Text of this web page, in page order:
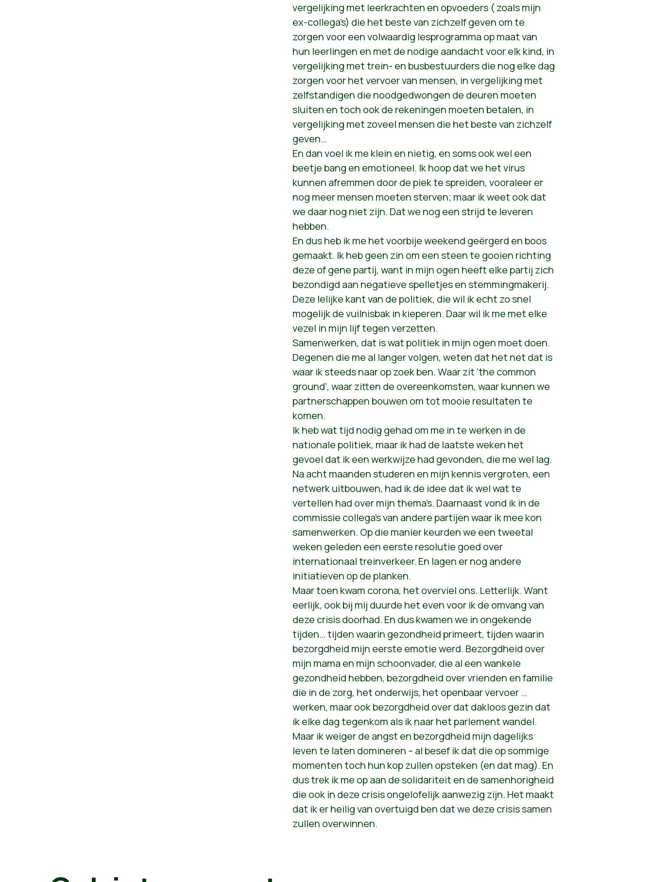
vergelijking met leerkrachten en opvoeders ( zoals mijn
ex-collega’s) die het beste van zichzelf geven om te
zorgen voor een volwaardig lesprogramma op maat van
hun leerlingen en met de nodige aandacht voor elk kind, in
vergelijking met trein- en busbestuurders die nog elke dag
zorgen voor het vervoer van mensen, in vergelijking met
zelfstandigen die noodgedwongen de deuren moeten
sluiten en toch ook de rekeningen moeten betalen, in
vergelijking met zoveel mensen die het beste van zichzelf
geven…
En dan voel ik me klein en nietig, en soms ook wel een
beetje bang en emotioneel. Ik hoop dat we het virus
kunnen afremmen door de piek te spreiden, vooraleer er
nog meer mensen moeten sterven; maar ik weet ook dat
we daar nog niet zijn. Dat we nog een strijd te leveren
hebben.
En dus heb ik me het voorbije weekend geërgerd en boos
gemaakt. Ik heb geen zin om een steen te gooien richting
deze of gene partij, want in mijn ogen heeft elke partij zich
bezondigd aan negatieve spelletjes en stemmingmakerij.
Deze lelijke kant van de politiek, die wil ik echt zo snel
mogelijk de vuilnisbak in kieperen. Daar wil ik me met elke
vezel in mijn lijf tegen verzetten.
Samenwerken, dat is wat politiek in mijn ogen moet doen.
Degenen die me al langer volgen, weten dat het net dat is
waar ik steeds naar op zoek ben. Waar zit ‘the common
ground’, waar zitten de overeenkomsten, waar kunnen we
partnerschappen bouwen om tot mooie resultaten te
komen.
Ik heb wat tijd nodig gehad om me in te werken in de
nationale politiek, maar ik had de laatste weken het
gevoel dat ik een werkwijze had gevonden, die me wel lag.
Na acht maanden studeren en mijn kennis vergroten, een
netwerk uitbouwen, had ik de idee dat ik wel wat te
vertellen had over mijn thema’s. Daarnaast vond ik in de
commissie collega’s van andere partijen waar ik mee kon
samenwerken. Op die manier keurden we een tweetal
weken geleden een eerste resolutie goed over
internationaal treinverkeer. En lagen er nog andere
initiatieven op de planken.
Maar toen kwam corona, het overviel ons. Letterlijk. Want
eerlijk, ook bij mij duurde het even voor ik de omvang van
deze crisis doorhad. En dus kwamen we in ongekende
tijden… tijden waarin gezondheid primeert, tijden waarin
bezorgdheid mijn eerste emotie werd. Bezorgdheid over
mijn mama en mijn schoonvader, die al een wankele
gezondheid hebben, bezorgdheid over vrienden en familie
die in de zorg, het onderwijs, het openbaar vervoer …
werken, maar ook bezorgdheid over dat dakloos gezin dat
ik elke dag tegenkom als ik naar het parlement wandel.
Maar ik weiger de angst en bezorgdheid mijn dagelijks
leven te laten domineren – al besef ik dat die op sommige
momenten toch hun kop zullen opsteken (en dat mag). En
dus trek ik me op aan de solidariteit en de samenhorigheid
die ook in deze crisis ongelofelijk aanwezig zijn. Het maakt
dat ik er heilig van overtuigd ben dat we deze crisis samen
zullen overwinnen.